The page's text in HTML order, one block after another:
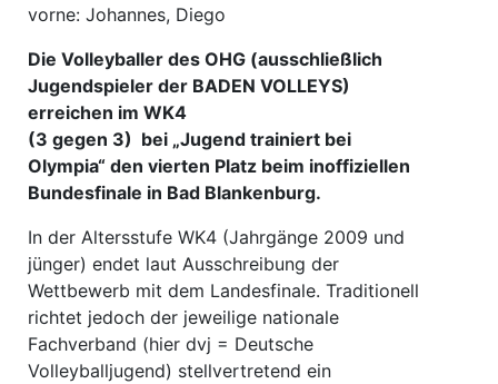
vorne: Johannes, Diego
Die Volleyballer des OHG (ausschließlich
Jugendspieler der BADEN VOLLEYS)
erreichen im WK4
(3 gegen 3) bei „Jugend trainiert bei
Olympia“ den vierten Platz beim inoffiziellen
Bundesfinale in Bad Blankenburg.
In der Altersstufe WK4 (Jahrgänge 2009 und
jünger) endet laut Ausschreibung der
Wettbewerb mit dem Landesfinale. Traditionell
richtet jedoch der jeweilige nationale
Fachverband (hier dvj = Deutsche
Volleyballjugend) stellvertretend ein